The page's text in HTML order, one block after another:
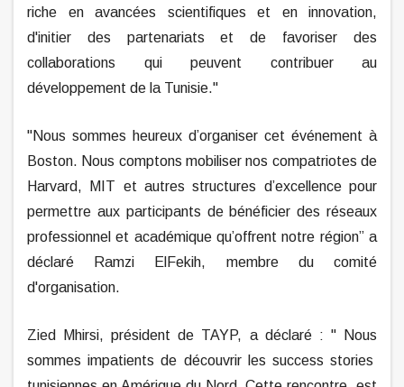
riche en avancées scientifiques et en innovation,
d'initier des partenariats et de favoriser des
collaborations qui peuvent contribuer au
développement de la Tunisie."
"Nous sommes heureux d’organiser cet événement à
Boston. Nous comptons mobiliser nos compatriotes de
Harvard, MIT et autres structures d’excellence pour
permettre aux participants de bénéficier des réseaux
professionnel et académique qu’offrent notre région” a
déclaré Ramzi ElFekih, membre du comité
d'organisation.
Zied Mhirsi, président de TAYP, a déclaré : "Nous
sommes impatients de découvrir les success stories